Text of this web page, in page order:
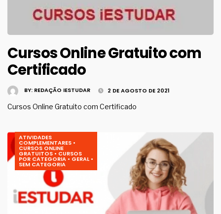
Cursos Online Gratuito com
Certificado
BY: REDAÇÃO IESTUDAR 2 DE AGOSTO DE 2021
Cursos Online Gratuito com Certificado
ATIVIDADES
COMPLEMENTARES •
CURSOS ONLINE
GRATUITOS • CURSOS
POR CATEGORIA • GERAL•
SEM CATEGORIA